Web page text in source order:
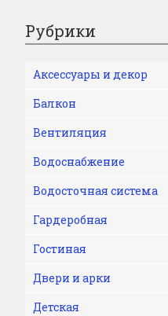
Рубрики
Аксессуары и декор
Балкон
Вентиляция
Водоснабжение
Водосточная система
Гардеробная
Гостиная
Двери и арки
Детская